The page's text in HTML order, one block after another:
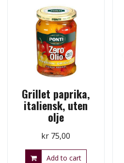
Grillet paprika,
italiensk, uten
olje
kr 75,00
Add to cart